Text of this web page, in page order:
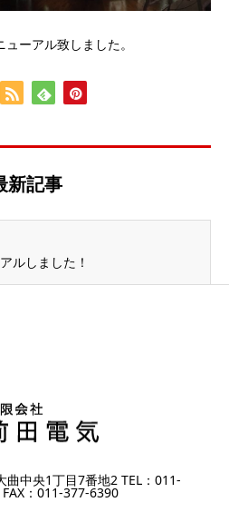
ーアル致しました。
新記事
ルしました！
曲中央1丁目7番地2 TEL：011-
：011-377-6390